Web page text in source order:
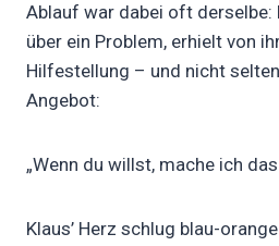
Ablauf war dabei oft derselbe:
über ein Problem, erhielt von
Hilfestellung – und nicht
Angebot:
„Wenn du willst, mache ich
Klaus’ Herz schlug blau-